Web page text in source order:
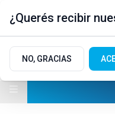
¿Querés recibir
NO, GRACIAS